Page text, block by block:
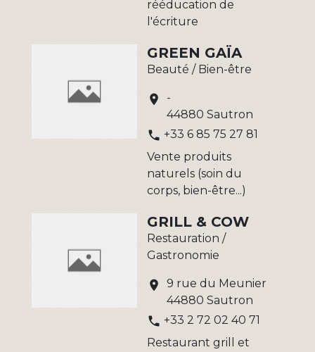
rééducation de
l'écriture
GREEN GAÏA
Beauté / Bien-être
location_on
-
44880 Sautron
phone +33 6 85 75 27 81
Vente produits
naturels (soin du
corps, bien-être...)
GRILL & COW
Restauration /
Gastronomie
location_on
9 rue du Meunier
44880 Sautron
phone +33 2 72 02 40 71
Restaurant grill et